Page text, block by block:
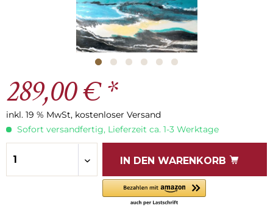
289,00 € *
inkl. 19 % MwSt, kostenloser Versand
Sofort versandfertig, Lieferzeit ca. 1-3 Werktage
IN DEN WARENKORB